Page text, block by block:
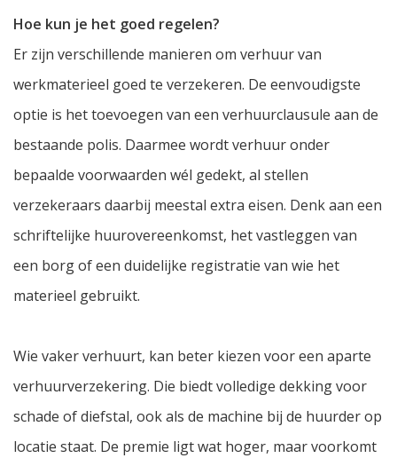
Hoe kun je het goed regelen?
Er zijn verschillende manieren om verhuur van
werkmaterieel goed te verzekeren. De eenvoudigste
optie is het toevoegen van een verhuurclausule aan de
bestaande polis. Daarmee wordt verhuur onder
bepaalde voorwaarden wél gedekt, al stellen
verzekeraars daarbij meestal extra eisen. Denk aan een
schriftelijke huurovereenkomst, het vastleggen van
een borg of een duidelijke registratie van wie het
materieel gebruikt.
Wie vaker verhuurt, kan beter kiezen voor een aparte
verhuurverzekering. Die biedt volledige dekking voor
schade of diefstal, ook als de machine bij de huurder op
locatie staat. De premie ligt wat hoger, maar voorkomt